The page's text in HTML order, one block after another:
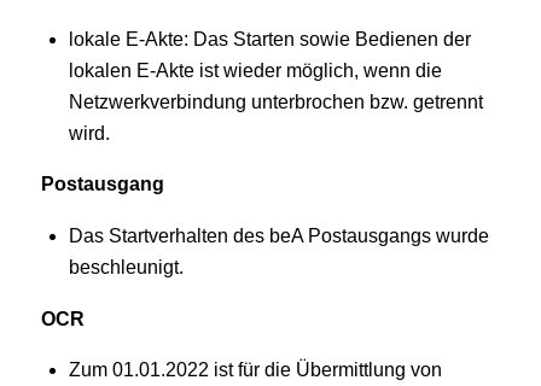
lokale E-Akte: Das Starten sowie Bedienen der
lokalen E-Akte ist wieder möglich, wenn die
Netzwerkverbindung unterbrochen bzw. getrennt
wird.
Postausgang
Das Startverhalten des beA Postausgangs wurde
beschleunigt.
OCR
Zum 01.01.2022 ist für die Übermittlung von